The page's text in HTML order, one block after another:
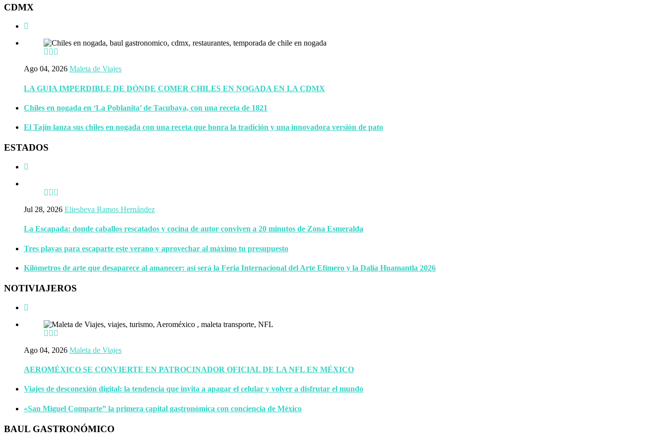
CDMX
Ago 04, 2026 Maleta de Viajes
LA GUIA IMPERDIBLE DE DÓNDE COMER CHILES EN NOGADA EN LA CDMX
Chiles en nogada en ‘La Poblanita’ de Tacubaya, con una receta de 1821
El Tajín lanza sus chiles en nogada con una receta que honra la tradición y una innovadora versión de pato
ESTADOS
Jul 28, 2026 Eliesheva Ramos Hernández
La Escapada: donde caballos rescatados y cocina de autor conviven a 20 minutos de Zona Esmeralda
Tres playas para escaparte este verano y aprovechar al máximo tu presupuesto
Kilómetros de arte que desaparece al amanecer: así será la Feria Internacional del Arte Efímero y la Dalia Huamantla 2026
NOTIVIAJEROS
Ago 04, 2026 Maleta de Viajes
AEROMÉXICO SE CONVIERTE EN PATROCINADOR OFICIAL DE LA NFL EN MÉXICO
Viajes de desconexión digital: la tendencia que invita a apagar el celular y volver a disfrutar el mundo
«San Miguel Comparte” la primera capital gastronómica con conciencia de México
BAUL GASTRONÓMICO